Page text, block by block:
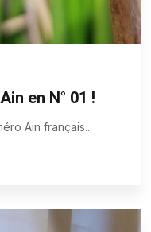
en N° 01 !
Ain français...